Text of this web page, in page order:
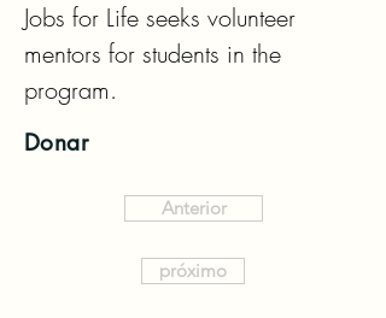
Jobs for Life seeks volunteer
mentors for students in the
program.
Donar
Anterior
próximo